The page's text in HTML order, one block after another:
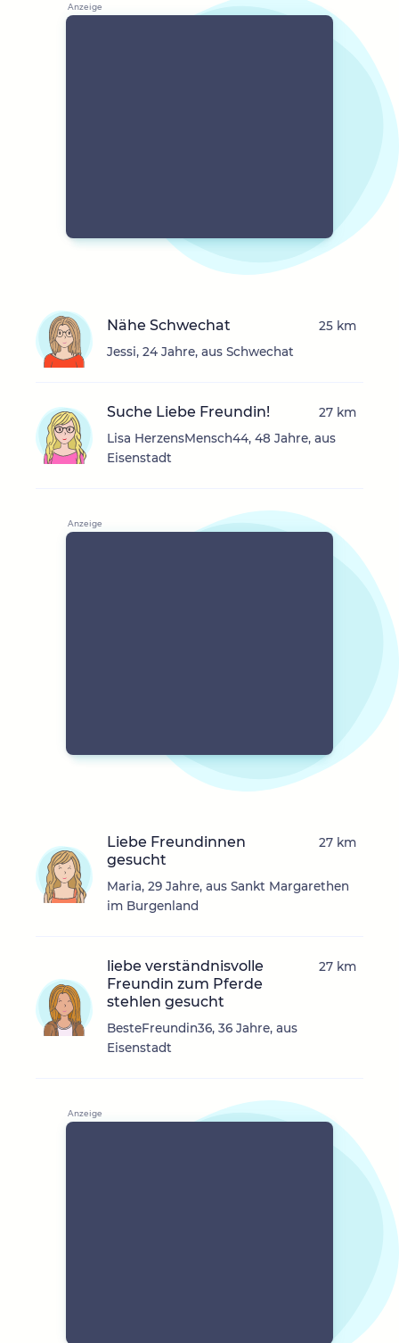
Nähe Schwechat
Jessi, 24 Jahre, aus Schwechat
25 km
Suche Liebe Freundin!
Lisa HerzensMensch44, 48 Jahre, aus
Eisenstadt
27 km
Liebe Freundinnen
gesucht
Maria, 29 Jahre, aus Sankt Margarethen
im Burgenland
27 km
liebe verständnisvolle
Freundin zum Pferde
stehlen gesucht
BesteFreundin36, 36 Jahre, aus
Eisenstadt
27 km